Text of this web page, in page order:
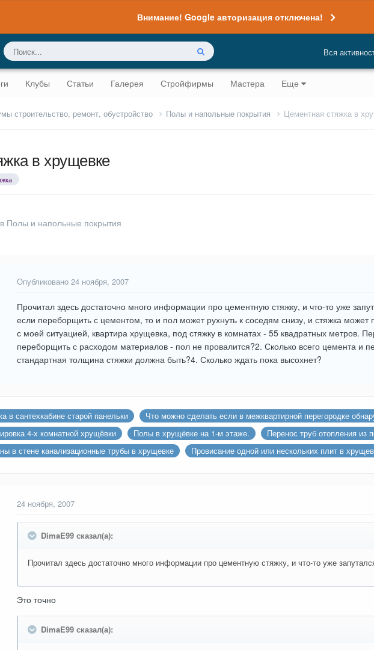
Внимание! Google авторизация отключена!
Вся
Клубы Статьи Галерея Стройфирмы Мастера Еще
строительство, ремонт, обустройство Полы и напольные покрытия Цементная стяжка в
в хрущевке
в Полы и напольные покрытия
Опубликовано 24 ноября, 2007
Прочитал здесь достаточно много информации про цементную стяжку, и что-то уже
если переборщить с цементом, то и пол может рухнуть к соседям снизу, и стяжка
с моей ситуацией, квартира хрущевка, под стяжку в комнатах - 55 квадратных метров.
переборщить с расходом материалов - пол не провалится?2. Сколько всего цемента и
стандартная толщина стяжки должна быть?4. Сколько ждать пока высохнет?
в сантехкабине старой панельки
Что можно сделать если в межквартирной перегородке
4-х комнатной хрущёвки
Полы в хрущёвке на 1-м этаже.
Перенос труб отопления из
в стене канализационные трубы в хрущевке
Провисание одной или нескольких плит в
24 ноября, 2007
DimaE99 сказал(а):
Прочитал здесь достаточно много информации про цементную стяжку, и что-то уже
Это точно
DimaE99 сказал(а):